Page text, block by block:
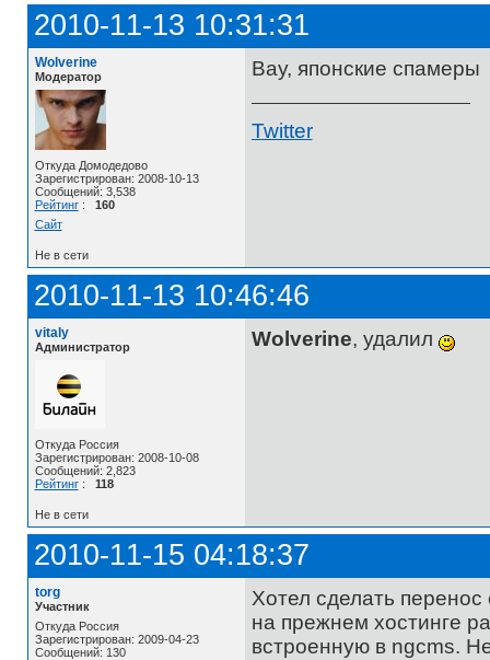
2010-11-13 10:31:31
Wolverine
Модератор
Откуда Домодедово
Зарегистрирован: 2008-10-13
Сообщений: 3,538
Рейтинг: 160
Сайт
Вау, японские спамеры
Twitter
Не в сети
2010-11-13 10:46:46
vitaly
Администратор
Откуда Россия
Зарегистрирован: 2008-10-08
Сообщений: 2,823
Рейтинг: 118
Wolverine, удалил
Не в сети
2010-11-15 04:18:37
torg
Участник
Откуда Россия
Зарегистрирован: 2009-04-23
Сообщений: 130
Хотел сделать
на прежнем хостинге
встроенную в ngcms.